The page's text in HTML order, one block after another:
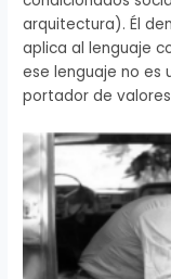
arquitectura). Él
aplica al lenguaje
ese lenguaje no es
portador de